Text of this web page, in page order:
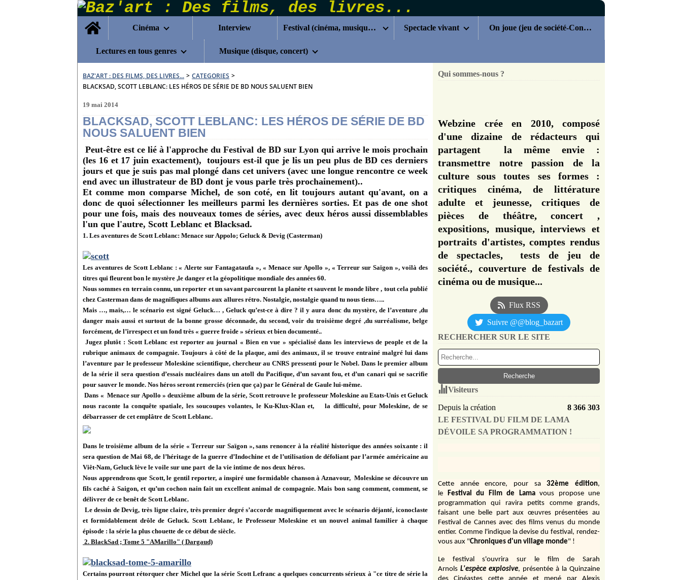
Home
Cinéma
Interview Festival (cinéma, musique...) Spectacle vivant On joue (jeu de société-Concours)
Lectures en tous genres Musique (disque, concert)
BAZ'ART : DES FILMS, DES LIVRES... > CATEGORIES >
BLACKSAD, SCOTT LEBLANC: LES HÉROS DE SÉRIE DE BD NOUS SALUENT BIEN
19 mai 2014
BLACKSAD, SCOTT LEBLANC: LES HÉROS DE SÉRIE DE BD
NOUS SALUENT BIEN
Peut-être est ce lié à l'approche du Festival de BD sur Lyon qui arrive le mois prochain
(les 16 et 17 juin exactement), toujours est-il que je lis un peu plus de BD ces derniers
jours et que je suis pas mal plongé dans cet univers (avec une longue rencontre ce week
end avec un illustrateur de BD dont je vous parle très prochainement)..
Et comme mon comparse Michel, de son coté, en lit toujours autant qu'avant, on a
donc de quoi sélectionner les meilleurs parmi les dernières sorties. Et pas de one shot
pour une fois, mais des nouveaux tomes de séries, avec deux héros aussi dissemblables
l'un que l'autre, Scott Leblanc et Blacksad.
1. Les aventures de Scott Leblanc: Menace sur Appolo; Geluck & Devig (Casterman)
Les aventures de Scott Leblanc : « Alerte sur Fantagataufa », « Menace sur Apollo », « Terreur sur Saïgon », voilà des
titres qui fleurent bon le mystère ,le danger et la géopolitique mondiale des années 60.
Nous sommes en terrain connu, un reporter et un savant parcourent la planète et sauvent le monde libre , tout cela publié
chez Casterman dans de magnifiques albums aux allures rétro. Nostalgie, nostalgie quand tu nous tiens…..
Mais …, mais,… le scénario est signé Geluck… , Geluck qu’est-ce à dire ? il y aura donc du mystère, de l’aventure ,du
danger mais aussi et surtout de la bonne grosse déconnade, du second, voir du troisième degré ,du surréalisme, belge
forcément, de l’irrespect et un fond très « guerre froide » sérieux et bien documenté..
Jugez plutôt : Scott Leblanc est reporter au journal « Bien en vue » spécialisé dans les interviews de people et de la
rubrique animaux de compagnie. Toujours à côté de la plaque, ami des animaux, il se trouve entrainé malgré lui dans
l’aventure par le professeur Moleskine scientifique, chercheur au CNRS pressenti pour le Nobel. Dans le premier album
de la série il sera question d’essais nucléaires dans un atoll du Pacifique, d’un savant fou, et d’un canari qui se sacrifie
pour sauver le monde. Nos héros seront remerciés (rien que ça) par le Général de Gaule lui-même.
Dans « Menace sur Apollo » deuxième album de la série, Scott retrouve le professeur Moleskine au Etats-Unis et Geluck
nous raconte la conquête spatiale, les soucoupes volantes, le Ku-Klux-Klan et,
la difficulté, pour Moleskine, de se
débarrasser de cet emplâtre de Scott Leblanc.
Dans le troisième album de la série « Terreur sur Saïgon », sans renoncer à la réalité historique des années soixante : il
sera question de Mai 68, de l’héritage de la guerre d’Indochine et de l’utilisation de défoliant par l’armée américaine au
Viêt-Nam, Geluck lève le voile sur une part de la vie intime de nos deux héros.
Nous apprendrons que Scott, le gentil reporter, a inspiré une formidable chanson à Aznavour, Moleskine se découvre un
fils caché à Saigon, et qu’un cochon nain fait un excellent animal de compagnie. Mais bon sang comment, comment, se
délivrer de ce benêt de Scott Leblanc.
Le dessin de Devig, très ligne claire, très premier degré s’accorde magnifiquement avec le scénario déjanté, iconoclaste
et formidablement drôle de Geluck. Scott Leblanc, le Professeur Moleskine et un nouvel animal familier à chaque
épisode : la série la plus chouette de ce début de siècle.
2. BlackSad ; Tome 5 "AMarillo" ( Dargaud)
Certains pourront rétorquer cher Michel que la série Scott Lefranc a quelques concurrents sérieux à "ce titre de série la
Qui sommes-nous ?
Webzine crée en 2010, composé
d'une dizaine de rédacteurs qui
partagent la même envie :
transmettre notre passion de la
culture sous toutes ses formes :
critiques cinéma, de littérature
adulte et jeunesse, critiques de
pièces de théâtre, concert ,
expositions, musique, interviews et
portraits d'artistes, comptes rendus
de spectacles, tests de jeu de
société., couverture de festivals de
cinéma ou de musique...
Flux RSS
Suivre @@blog_bazart
RECHERCHER SUR LE SITE
Visiteurs
Depuis la création
8 366 303
LE FESTIVAL DU FILM DE LAMA
DÉVOILE SA PROGRAMMATION !
Cette année encore, pour sa 32ème édition,
le Festival du Film de Lama vous propose une
programmation qui ravira petits comme grands,
faisant une belle part aux œuvres présentées au
Festival de Cannes avec des films venus du monde
entier. Comme l'indique la devise du festival, rendez-
vous aux "Chroniques d'un village monde" !
Le festival s'ouvrira sur le film de Sarah
Arnols L'espèce explosive, présentée à la Quinzaine